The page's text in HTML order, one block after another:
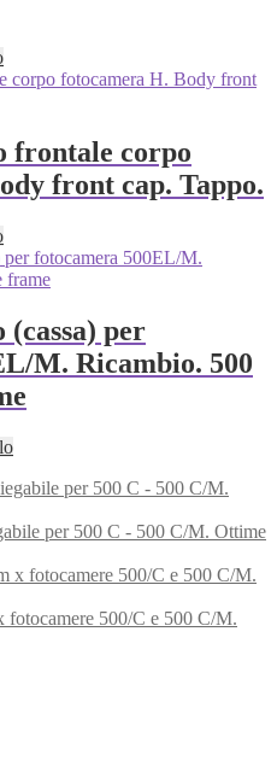
frontale corpo
front cap. Tappo.
(cassa) per
M. Ricambio. 500
per 500 C - 500 C/M. Ottime
fotocamere 500/C e 500 C/M.